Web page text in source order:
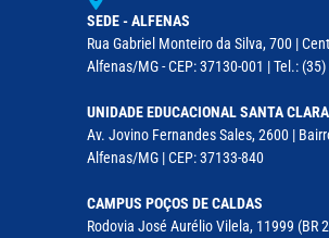
SEDE - ALFENAS
Rua Gabriel Monteiro da Silva, 700 |
Alfenas/MG - CEP: 37130-001 | Tel.:
UNIDADE EDUCACIONAL SANTA
Av. Jovino Fernandes Sales, 2600 |
Alfenas/MG | CEP: 37133-840
CAMPUS POÇOS DE CALDAS
Rodovia José Aurélio Vilela, 11999 (BR